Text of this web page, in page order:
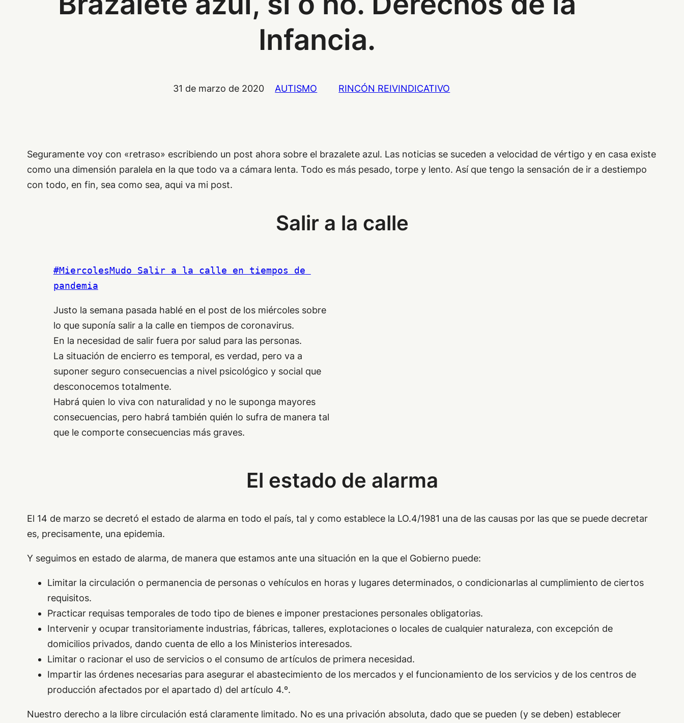
Infancia.
31 de marzo de 2020 AUTISMO RINCÓN REIVINDICATIVO
Seguramente voy con «retraso» escribiendo un post ahora sobre el brazalete azul. Las noticias se suceden a velocidad de vértigo y en casa existe
como una dimensión paralela en la que todo va a cámara lenta. Todo es más pesado, torpe y lento. Así que tengo la sensación de ir a destiempo
con todo, en fin, sea como sea, aqui va mi post.
Salir a la calle
#MiercolesMudo Salir a la calle en tiempos de
pandemia
Justo la semana pasada hablé en el post de los miércoles sobre
lo que suponía salir a la calle en tiempos de coronavirus.
En la necesidad de salir fuera por salud para las personas.
La situación de encierro es temporal, es verdad, pero va a
suponer seguro consecuencias a nivel psicológico y social que
desconocemos totalmente.
Habrá quien lo viva con naturalidad y no le suponga mayores
consecuencias, pero habrá también quién lo sufra de manera tal
que le comporte consecuencias más graves.
El estado de alarma
El 14 de marzo se decretó el estado de alarma en todo el país, tal y como establece la LO.4/1981 una de las causas por las que se puede decretar
es, precisamente, una epidemia.
Y seguimos en estado de alarma, de manera que estamos ante una situación en la que el Gobierno puede:
Limitar la circulación o permanencia de personas o vehículos en horas y lugares determinados, o condicionarlas al cumplimiento de ciertos
requisitos.
Practicar requisas temporales de todo tipo de bienes e imponer prestaciones personales obligatorias.
Intervenir y ocupar transitoriamente industrias, fábricas, talleres, explotaciones o locales de cualquier naturaleza, con excepción de
domicilios privados, dando cuenta de ello a los Ministerios interesados.
Limitar o racionar el uso de servicios o el consumo de artículos de primera necesidad.
Impartir las órdenes necesarias para asegurar el abastecimiento de los mercados y el funcionamiento de los servicios y de los centros de
producción afectados por el apartado d) del artículo 4.º.
Nuestro derecho a la libre circulación está claramente limitado. No es una privación absoluta, dado que se pueden (y se deben) establecer